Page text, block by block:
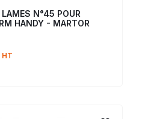
N°45 POUR
HANDY - MARTOR
HT